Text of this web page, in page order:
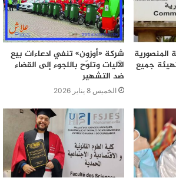
المنصورية
جميع
شركة «أوزون» تنفي ادعاءات بيع
الآليات وتلوّح باللجوء إلى القضاء
ضد التشهير
الخميس 8 يناير 2026